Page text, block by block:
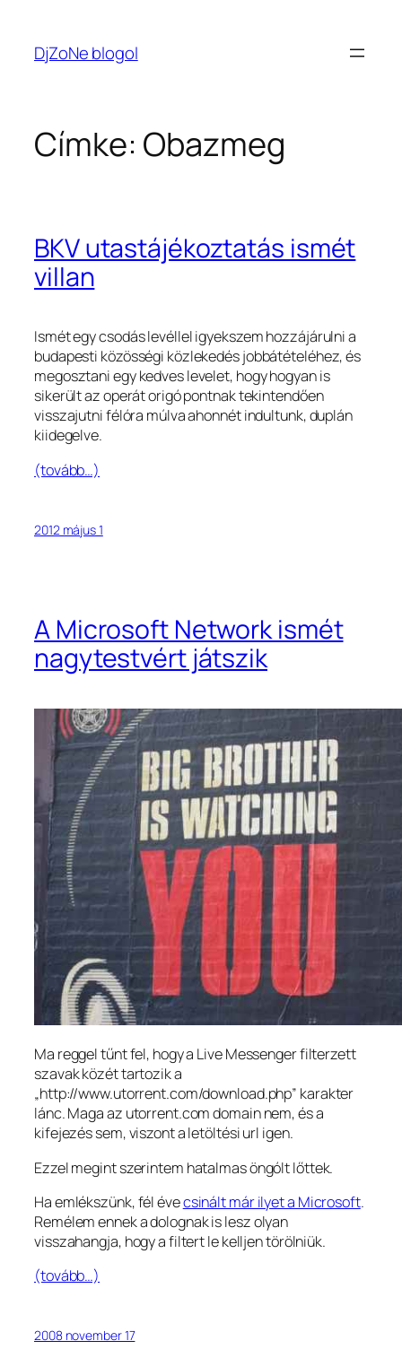
tartalomhoz
DjZoNe blogol
Címke: Obazmeg
BKV utastájékoztatás ismét
villan
Ismét egy csodás levéllel igyekszem hozzájárulni a
budapesti közösségi közlekedés jobbátételéhez, és
megosztani egy kedves levelet, hogy hogyan is
sikerült az operát origó pontnak tekintendően
visszajutni félóra múlva ahonnét indultunk, duplán
kiidegelve.
(tovább…)
2012 május 1
A Microsoft Network ismét
nagytestvért játszik
Ma reggel tűnt fel, hogy a Live Messenger filterzett
szavak közét tartozik a
„http://www.utorrent.com/download.php” karakter
lánc. Maga az utorrent.com domain nem, és a
kifejezés sem, viszont a letöltési url igen.
Ezzel megint szerintem hatalmas öngólt lőttek.
Ha emlékszünk, fél évecsinált már ilyet a Microsoft.
Remélem ennek a dolognak is lesz olyan
visszahangja, hogy a filtert le kelljen törölniük.
(tovább…)
2008 november 17